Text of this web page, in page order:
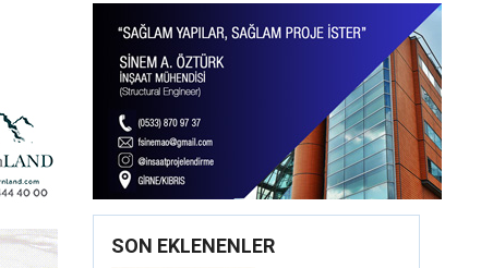
SON EKLENENLER